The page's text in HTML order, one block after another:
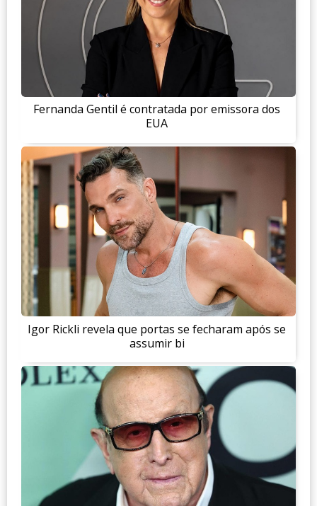
Fernanda Gentil é contratada por emissora dos
EUA
Igor Rickli revela que portas se fecharam após se
assumir bi